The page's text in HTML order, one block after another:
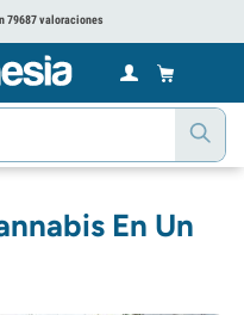
79687 valoraciones
En Un